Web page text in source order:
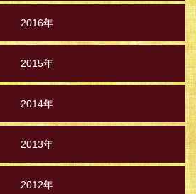
2016年
2015年
2014年
2013年
2012年